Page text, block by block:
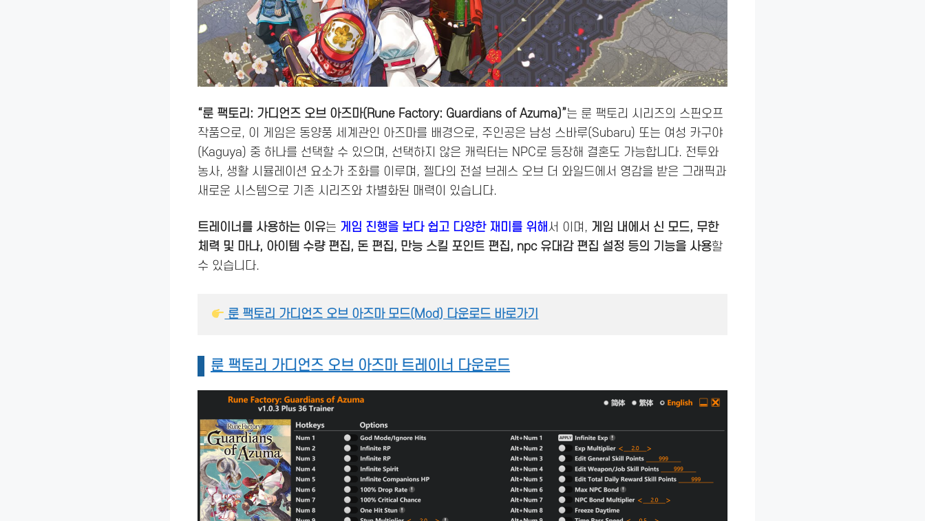
“룬 팩토리: 가디언즈 오브 아즈마(Rune Factory: Guardians of Azuma)”는 룬 팩토리 시리즈의 스핀오프
작품으로, 이 게임은 동양풍 세계관인 아즈마를 배경으로, 주인공은 남성 스바루(Subaru) 또는 여성 카구야
(Kaguya) 중 하나를 선택할 수 있으며, 선택하지 않은 캐릭터는 NPC로 등장해 결혼도 가능합니다. 전투와
농사, 생활 시뮬레이션 요소가 조화를 이루며, 젤다의 전설 브레스 오브 더 와일드에서 영감을 받은 그래픽과
새로운 시스템으로 기존 시리즈와 차별화된 매력이 있습니다.
트레이너를 사용하는 이유는 게임 진행을 보다 쉽고 다양한 재미를 위해서 이며, 게임 내에서 신 모드, 무한
체력 및 마나, 아이템 수량 편집, 돈 편집, 만능 스킬 포인트 편집, npc 유대감 편집 설정 등의 기능을 사용할
수 있습니다.
룬 팩토리 가디언즈 오브 아즈마 모드(Mod) 다운로드 바로가기
룬 팩토리 가디언즈 오브 아즈마 트레이너 다운로드